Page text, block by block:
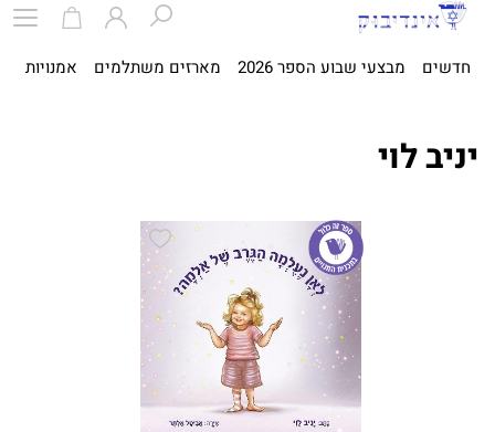
חדשים מבצעי שבוע הספר 2026 מארזים משתלמים אמנויות
יניב לוי